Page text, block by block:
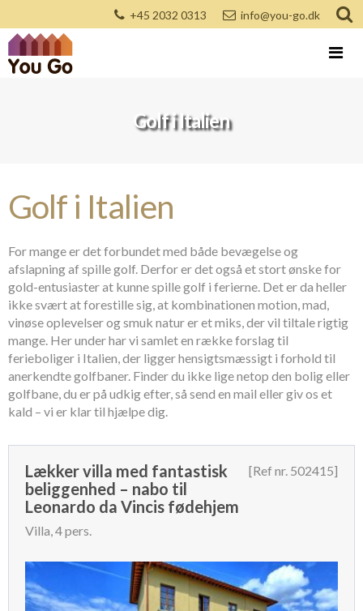
+45 2032 0313 info@you-go.dk
Golf i Italien
Golf i Italien
For mange er det forbundet med både bevægelse og
afslapning af spille golf. Derfor er det også et stort ønske for
gold-entusiaster at kunne spille golf i ferierne. Det er da heller
ikke svært at forestille sig, at kombinationen motion, mad,
vinøse oplevelser og smuk natur er et miks, der vil tiltale rigtig
mange. Her under har vi samlet en række forslag til
ferieboliger i Italien, der ligger hensigtsmæssigt i forhold til
anerkendte golfbaner. Finder du ikke lige netop den bolig eller
golfbane, du er på udkig efter, så send en mail eller giv os et
kald – vi er klar til hjælpe dig.
Lækker villa med fantastisk
beliggenhed – nabo til
Leonardo da Vincis fødehjem
Villa, 4 pers.
[Ref nr. 502415]